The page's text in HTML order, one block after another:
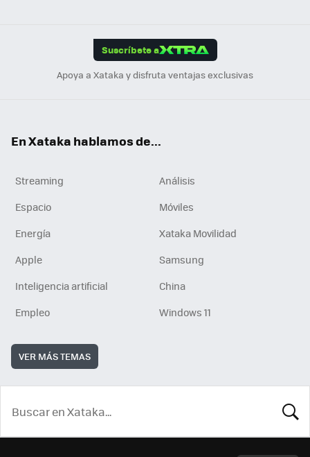
Suscríbete a
Apoya a Xataka y disfruta ventajas exclusivas
En Xataka hablamos de...
Streaming
Análisis
Espacio
Móviles
Energía
Xataka Movilidad
Apple
Samsung
Inteligencia artificial
China
Empleo
Windows 11
VER MÁS TEMAS